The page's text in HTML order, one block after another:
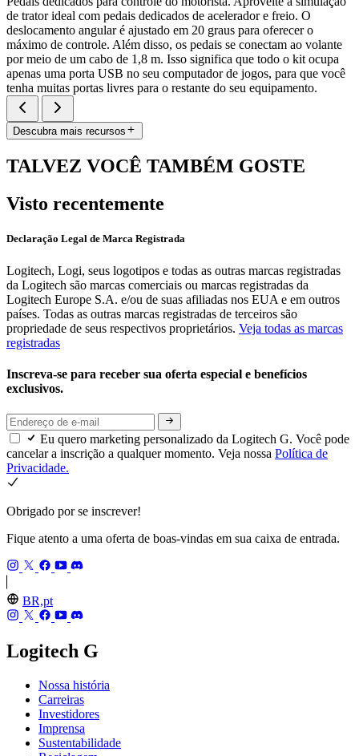
de trator ideal com pedais dedicados de acelerador e freio. O
deslocamento angular é ajustado em 20 graus para oferecer o
máximo de controle. Além disso, os pedais se conectam ao volante
por meio de um cabo de 1,8 m. Isso significa que todo o kit ocupa
apenas uma porta USB no seu computador de jogos, para que você
tenha muitas portas livres para o restante do seu equipamento.
Descubra mais recursos
TALVEZ VOCÊ TAMBÉM GOSTE
Visto recentemente
Declaração Legal de Marca Registrada
Logitech, Logi, seus logotipos e todas as outras marcas registradas
da Logitech são marcas comerciais ou marcas registradas da
Logitech Europe S.A. e/ou de suas afiliadas nos EUA e em outros
países. Todas as outras marcas registradas de terceiros são
propriedade de seus respectivos proprietários. Veja todas as marcas
registradas
Inscreva-se para receber sua oferta especial e benefícios
exclusivos.
Eu quero marketing personalizado da Logitech G. Você pode
cancelar a inscrição a qualquer momento. Veja nossa Política de
Privacidade.
Obrigado por se inscrever!
Fique atento a uma oferta de boas-vindas em sua caixa de entrada.
BR,pt
Logitech G
Nossa história
Carreiras
Investidores
Imprensa
Sustentabilidade